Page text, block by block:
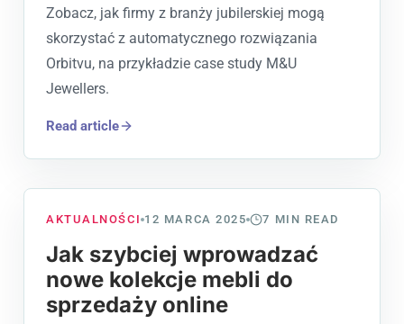
Zobacz, jak firmy z branży jubilerskiej mogą
skorzystać z automatycznego rozwiązania
Orbitvu, na przykładzie case study M&U
Jewellers.
Read article
AKTUALNOŚCI 12 MARCA 2025 7 MIN READ
Jak szybciej wprowadzać
nowe kolekcje mebli do
sprzedaży online